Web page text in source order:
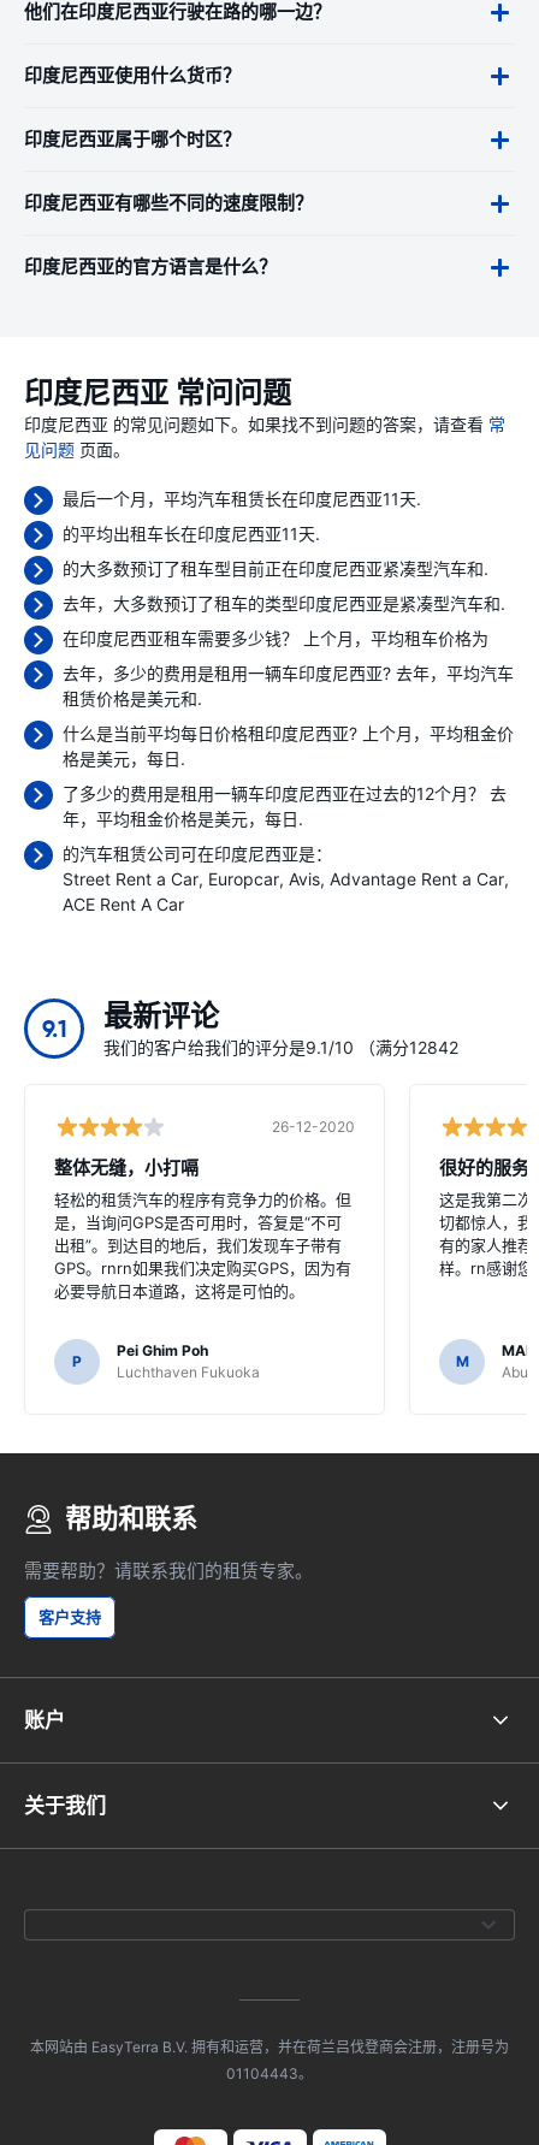
他们在印度尼西亚行驶在路的哪一边？
印度尼西亚使用什么货币？
印度尼西亚属于哪个时区？
印度尼西亚有哪些不同的速度限制？
印度尼西亚的官方语言是什么？
印度尼西亚 常问问题
印度尼西亚 的常见问题如下。如果找不到问题的答案，请查看 常
见问题 页面。
最后一个月，平均汽车租赁长在印度尼西亚11天.
的平均出租车长在印度尼西亚11天.
的大多数预订了租车型目前正在印度尼西亚紧凑型汽车和.
去年，大多数预订了租车的类型印度尼西亚是紧凑型汽车和.
在印度尼西亚租车需要多少钱？ 上个月，平均租车价格为
去年，多少的费用是租用一辆车印度尼西亚? 去年，平均汽车
租赁价格是美元和.
什么是当前平均每日价格租印度尼西亚? 上个月，平均租金价
格是美元，每日.
了多少的费用是租用一辆车印度尼西亚在过去的12个月？ 去
年，平均租金价格是美元，每日.
的汽车租赁公司可在印度尼西亚是：
Street Rent a Car Europcar Avis Advantage Rent a Car
ACE Rent A Car
9.1 最新评论
我们的客户给我们的评分是9.1/10 （满分12842
26-12-2020
整体无缝，小打嗝
轻松的租赁汽车的程序有竞争力的价格。但
是，当询问GPS是否可用时，答复是“不可
出租”。到达目的地后，我们发现车子带有
GPS。rnrn如果我们决定购买GPS，因为有
必要导航日本道路，这将是可怕的。
P
Pei Ghim Poh
Luchthaven Fukuoka
很好的服务
这是我第二次
切都惊人，我
有的家人推荐
样。rn感谢您
M
Abu
帮助和联系
需要帮助？请联系我们的租赁专家。
客户支持
账户
关于我们
本网站由 EasyTerra B.V. 拥有和运营，并在荷兰吕伐登商会注册，注册号为
01104443。